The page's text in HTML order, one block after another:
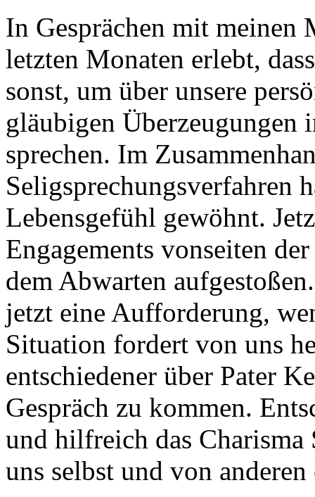
In Gesprächen mit meinen
letzten Monaten erlebt,
sonst, um über unsere
gläubigen
sprechen. Im
Seligsprechungsverfahren
Lebensgefühl gewöhnt.
Engagements vonseiten
dem Abwarten
jetzt eine Aufforderung,
Situation fordert von uns
entschiedener über Pater
Gespräch zu kommen.
und hilfreich das
uns selbst und von